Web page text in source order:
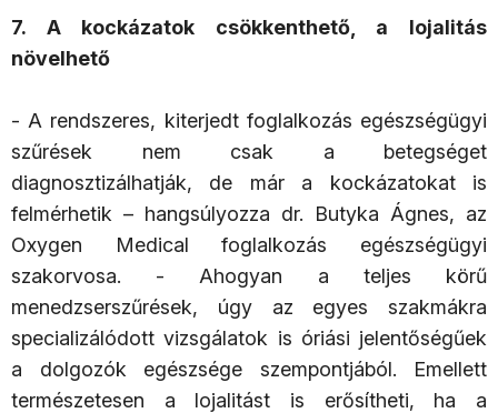
7. A kockázatok csökkenthető, a lojalitás
növelhető
- A rendszeres, kiterjedt foglalkozás egészségügyi
szűrések nem csak a betegséget
diagnosztizálhatják, de már a kockázatokat is
felmérhetik – hangsúlyozza dr. Butyka Ágnes, az
Oxygen Medical foglalkozás egészségügyi
szakorvosa. - Ahogyan a teljes körű
menedzserszűrések, úgy az egyes szakmákra
specializálódott vizsgálatok is óriási jelentőségűek
a dolgozók egészsége szempontjából. Emellett
természetesen a lojalitást is erősítheti, ha a